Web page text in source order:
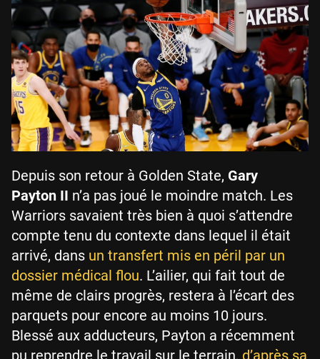
Depuis son retour à Golden State, Gary
Payton II n’a pas joué le moindre match. Les
Warriors savaient très bien à quoi s’attendre
compte tenu du contexte dans lequel il était
arrivé, dans un transfert mis en péril par un
dossier médical flou. L’ailier, qui fait tout de
même de clairs progrès, restera à l’écart des
parquets pour encore au moins 10 jours.
Blessé aux adducteurs, Payton a récemment
pu reprendre le travail sur le terrain, d’après sa